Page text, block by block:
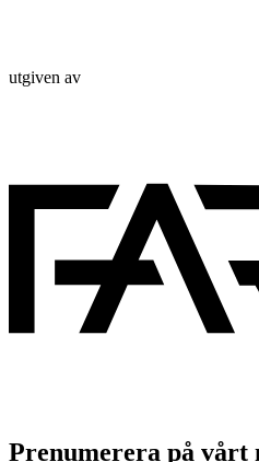
utgiven av
Prenumerera på vårt